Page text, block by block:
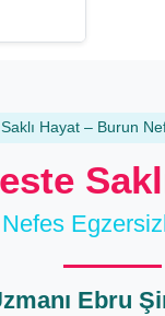
Hayat – Burun
Ebru